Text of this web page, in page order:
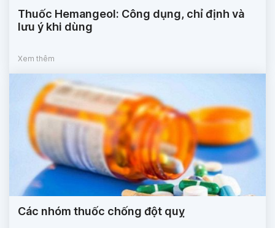
Thuốc Hemangeol: Công dụng, chỉ định và
lưu ý khi dùng
Xem thêm
Các nhóm thuốc chống đột quỵ